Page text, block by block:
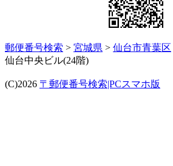
郵便番号検索 > 宮城県 > 仙台市青葉区
仙台中央ビル(24階)
(C)2026 〒郵便番号検索|PCスマホ版